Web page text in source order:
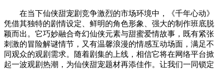
在当下仙侠甜宠剧竞争激烈的市场环境中，《千年心动》
凭借其独特的剧情设定、鲜明的角色形象、强大的制作班底脱
颖而出。它巧妙融合奇幻仙侠元素与甜蜜爱情故事，既有紧张
刺激的冒险解谜情节，又有温馨浪漫的情感互动场面，满足不
同观众的观剧需求。随着剧集的上线，相信它将在网络平台掀
起一波观剧热潮，为仙侠甜宠题材再添佳作。让我们一同锁定